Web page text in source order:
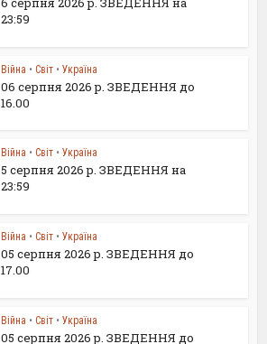
23:59
Війна • Світ • Україна
06 серпня 2026 р. ЗВЕДЕННЯ до
16.00
Війна • Світ • Україна
5 серпня 2026 р. ЗВЕДЕННЯ на
23:59
Війна • Світ • Україна
05 серпня 2026 р. ЗВЕДЕННЯ до
17.00
Війна • Світ • Україна
05 серпня 2026 р. ЗВЕДЕННЯ до